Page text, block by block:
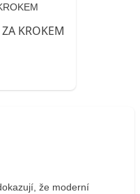
že moderní